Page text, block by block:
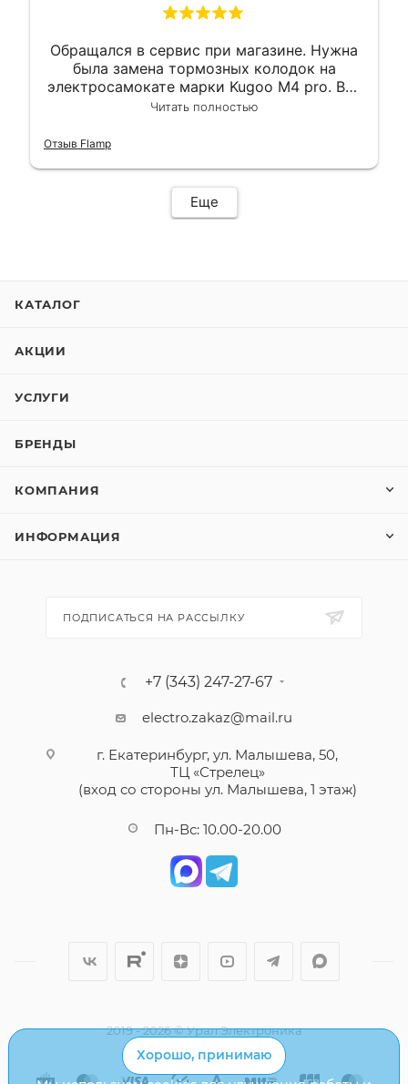
Обращался в сервис при магазине. Нужна
была замена тормозных колодок на
электросамокате марки Kugoo M4 pro. Всё
сделали в лучшем виде и в максимально
гарантии, поэтому и обратился в этот
Читать полностью
Отзыв Flamp
Еще
КАТАЛОГ
АКЦИИ
УСЛУГИ
БРЕНДЫ
КОМПАНИЯ
ИНФОРМАЦИЯ
ПОДПИСАТЬСЯ НА РАССЫЛКУ
+7 (343) 247-27-67
electro.zakaz@mail.ru
г. Екатеринбург, ул. Малышева, 50,
ТЦ «Стрелец»
(вход со стороны ул. Малышева, 1 этаж)
Пн-Вс: 10.00-20.00
2019 - 2026 © Урал Электроника
Хорошо, принимаю